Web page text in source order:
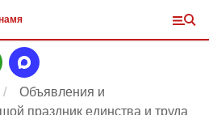
Объявления и
праздник единства и труда